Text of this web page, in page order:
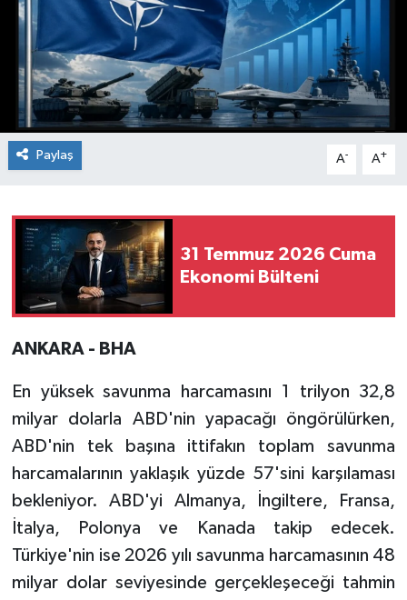
Paylaş A- A+
31 Temmuz 2026 Cuma
Ekonomi Bülteni
ANKARA - BHA
En yüksek savunma harcamasını 1 trilyon 32,8
milyar dolarla ABD'nin yapacağı öngörülürken,
ABD'nin tek başına ittifakın toplam savunma
harcamalarının yaklaşık yüzde 57'sini karşılaması
bekleniyor. ABD'yi Almanya, İngiltere, Fransa,
İtalya, Polonya ve Kanada takip edecek.
Türkiye'nin ise 2026 yılı savunma harcamasının 48
milyar dolar seviyesinde gerçekleşeceği tahmin